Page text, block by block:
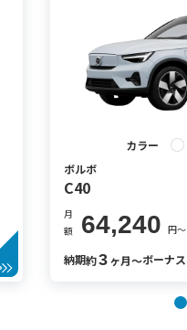
カラー
ボルボ
C40
月
額
64,240 円〜
納期約3ヶ月〜ボーナス